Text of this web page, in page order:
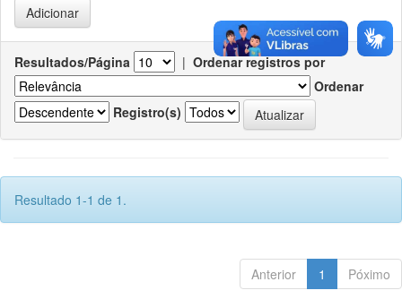
Resultados/Página | Ordenar registros por
Ordenar
Registro(s)
Resultado 1-1 de 1.
Anterior 1 Póximo